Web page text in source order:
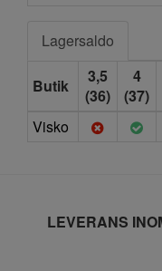
Lagersaldo
Butik
3,5
(36)
4
(37)
Visko
LEVERANS